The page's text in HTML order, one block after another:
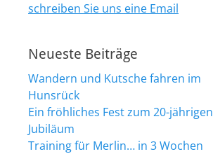
schreiben Sie uns eine Email
Neueste Beiträge
Wandern und Kutsche fahren im
Hunsrück
Ein fröhliches Fest zum 20-jährigen
Jubiläum
Training für Merlin… in 3 Wochen